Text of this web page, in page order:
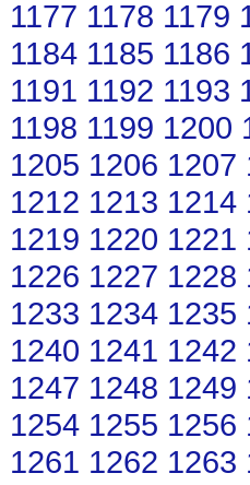
1177 1178 1179
1184 1185 1186
1191 1192 1193
1198 1199 1200
1205 1206 1207
1212 1213 1214
1219 1220 1221
1226 1227 1228
1233 1234 1235
1240 1241 1242
1247 1248 1249
1254 1255 1256
1261 1262 1263